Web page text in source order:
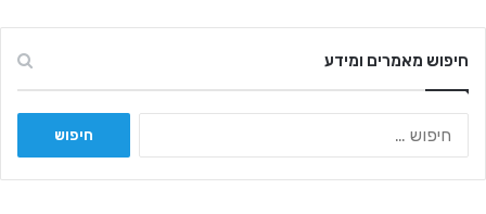
חיפוש מאמרים ומידע